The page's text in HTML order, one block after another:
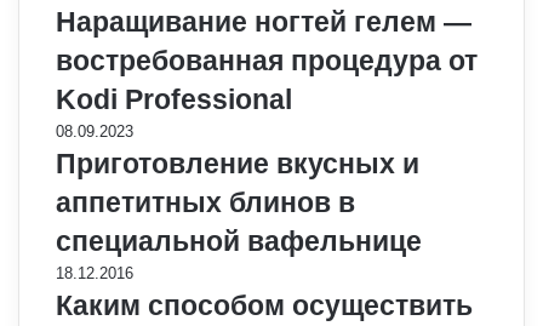
Наращивание ногтей гелем —
востребованная процедура от
Kodi Professional
08.09.2023
Приготовление вкусных и
аппетитных блинов в
специальной вафельнице
18.12.2016
Каким способом осуществить